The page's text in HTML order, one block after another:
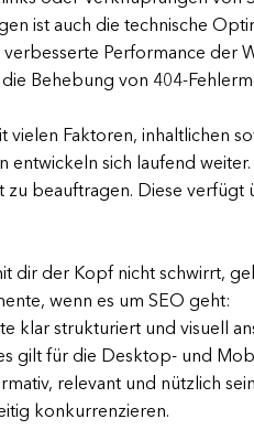
ist auch die technische
Performance der
Behebung von 404-
vielen Faktoren, inhaltlichen
entwickeln sich laufend
zu beauftragen. Diese
dir der Kopf nicht schwirrt,
wenn es um SEO geht:
klar strukturiert und visuell
gilt für die Desktop- und
relevant und nützlich
konkurrenzieren.